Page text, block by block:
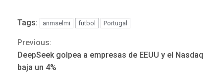
Tags: anmselmi futbol Portugal
Continue
Reading
Previous:
DeepSeek golpea a empresas de EEUU y el Nasdaq
baja un 4%